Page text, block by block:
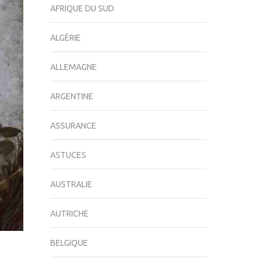
AFRIQUE DU SUD
ALGÉRIE
ALLEMAGNE
ARGENTINE
ASSURANCE
ASTUCES
AUSTRALIE
AUTRICHE
BELGIQUE